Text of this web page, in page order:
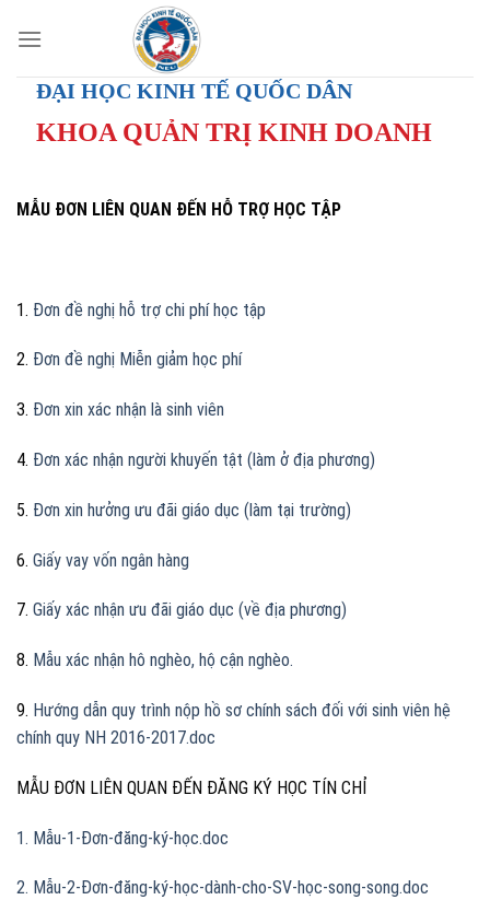
ĐẠI HỌC KINH TẾ QUỐC DÂN
KHOA QUẢN TRỊ KINH DOANH
MẪU ĐƠN LIÊN QUAN ĐẾN HỖ TRỢ HỌC TẬP
1. Đơn đề nghị hỗ trợ chi phí học tập
2. Đơn đề nghị Miễn giảm học phí
3. Đơn xin xác nhận là sinh viên
4. Đơn xác nhận người khuyến tật (làm ở địa phương)
5. Đơn xin hưởng ưu đãi giáo dục (làm tại trường)
6. Giấy vay vốn ngân hàng
7. Giấy xác nhận ưu đãi giáo dục (về địa phương)
8. Mẫu xác nhận hô nghèo, hộ cận nghèo.
9. Hướng dẫn quy trình nộp hồ sơ chính sách đối với sinh viên hệ
chính quy NH 2016-2017.doc
MẪU ĐƠN LIÊN QUAN ĐẾN ĐĂNG KÝ HỌC TÍN CHỈ
1. Mẫu-1-Đơn-đăng-ký-học.doc
2. Mẫu-2-Đơn-đăng-ký-học-dành-cho-SV-học-song-song.doc